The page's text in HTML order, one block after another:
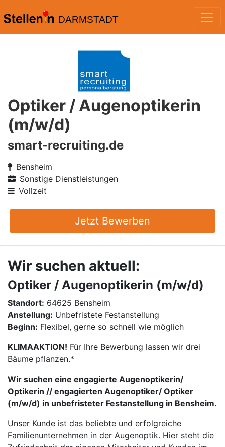
DARMSTADT
Optiker / Augenoptikerin
(m/w/d)
smart-recruiting.de
Bensheim
Sonstige Dienstleistungen
Vollzeit
Jetzt Bewerben
Wir suchen aktuell:
Optiker / Augenoptikerin (m/w/d)
Standort: 64625 Bensheim
Anstellung: Unbefristete Festanstellung
Beginn: Flexibel, gerne so schnell wie möglich
KLIMAAKTION! Für Ihre Bewerbung lassen wir drei
Bäume pflanzen.*
Wir suchen eine engagierte Augenoptikerin/
Optikerin // engagierten Augenoptiker/ Optiker
(m/w/d) in unbefristeter Festanstellung in Bensheim.
Unser Kunde ist das beliebte und erfolgreiche
Familienunternehmen in der Augenoptik. Hier steht die